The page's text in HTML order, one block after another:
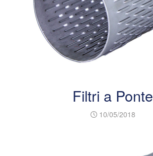
Filtri a Ponte
10/05/2018